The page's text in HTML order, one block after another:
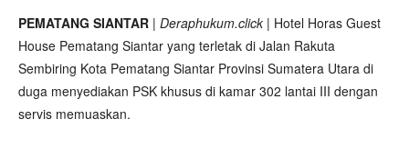
PEMATANG SIANTAR | Deraphukum.click | Hotel Horas Guest
House Pematang Siantar yang terletak di Jalan Rakuta
Sembiring Kota Pematang Siantar Provinsi Sumatera Utara di
duga menyediakan PSK khusus di kamar 302 lantai III dengan
servis memuaskan.